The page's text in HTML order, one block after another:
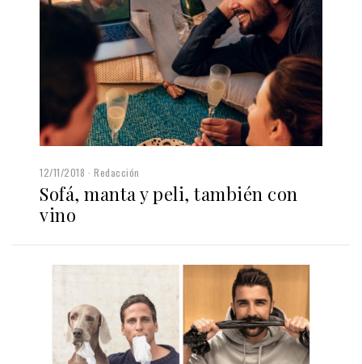
12/11/2018 Redacción
Sofá, manta y peli, también con
vino